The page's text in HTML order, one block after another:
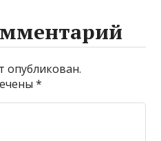
опубликован.
*